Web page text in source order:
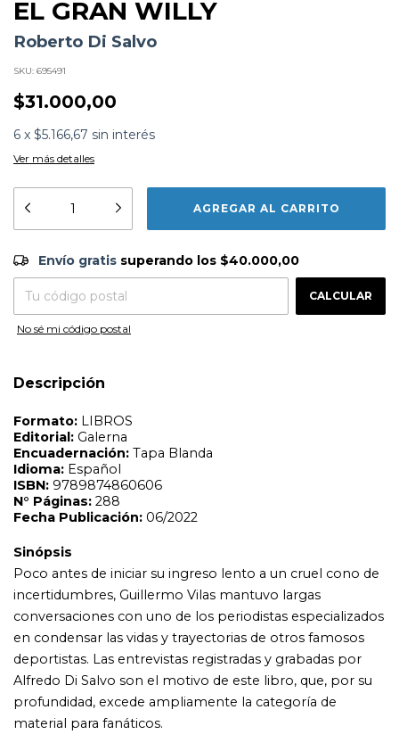
EL GRAN WILLY
Roberto Di Salvo
SKU: 695491
$31.000,00
6 x $5.166,67 sin interés
Ver más detalles
Envío gratis $40.000,00
Entregas para el CP: CAMBIAR CP
Envío gratis superando los $40.000,00
CALCULAR
No sé mi código postal
Descripción
Formato:
LIBROS
Editorial:
Galerna
Encuadernación:Tapa Blanda
ISBN:9789874860606
Páginas:288
Sinópsis
Poco antes de iniciar su ingreso lento a un cruel cono de
en condensar las vidas y trayectorias de otros famosos
Alfredo Di Salvo son el motivo de este libro, que, por su
profundidad, excede ampliamente la categoría de
material para fanáticos.